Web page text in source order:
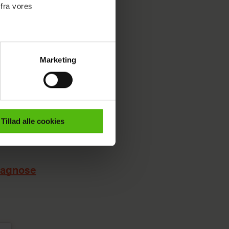
vores
indhold til dig.
Vi indsamler data
Marketing
Tillad alle cookies
stå
går op